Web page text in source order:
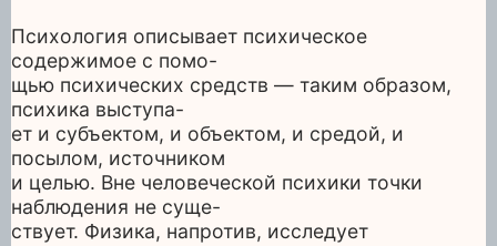
Психология описывает психическое
содержимое с помо-
щью психических средств — таким образом,
психика выступа-
ет и субъектом, и объектом, и средой, и
посылом, источником
и целью. Вне человеческой психики точки
наблюдения не суще-
ствует. Физика, напротив, исследует